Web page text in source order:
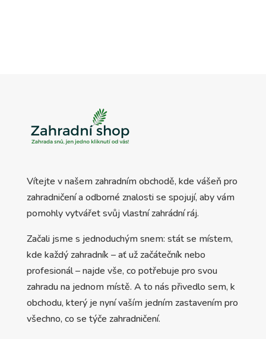
Vítejte v našem zahradním obchodě, kde vášeň pro
zahradničení a odborné znalosti se spojují, aby vám
pomohly vytvářet svůj vlastní zahrádní ráj.
Začali jsme s jednoduchým snem: stát se místem,
kde každý zahradník – ať už začátečník nebo
profesionál – najde vše, co potřebuje pro svou
zahradu na jednom místě. A to nás přivedlo sem, k
obchodu, který je nyní vaším jedním zastavením pro
všechno, co se týče zahradničení.